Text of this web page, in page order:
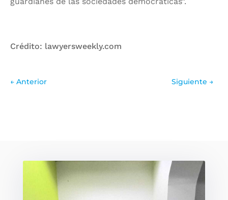
Crédito: lawyersweekly.com
← Anterior Siguiente →